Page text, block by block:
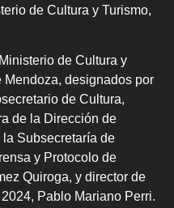
de Cultura y Turismo,
de Cultura y
designados por
de Cultura,
de la Dirección de
la Subsecretaría de
y Protocolo de
Quiroga, y director de
Pablo Mariano Perri.